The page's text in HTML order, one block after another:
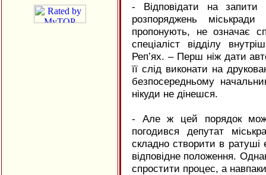
- Відповідати на
розпоряджень
пропонують, не означає
спеціаліст відділу
Реп’ях. – Перш ніж дати
її слід виконати на
безпосередньому
нікуди не дінешся.
- Але ж цей порядок
погодився депутат
складно створити в
відповідне положення.
спростити процес, а